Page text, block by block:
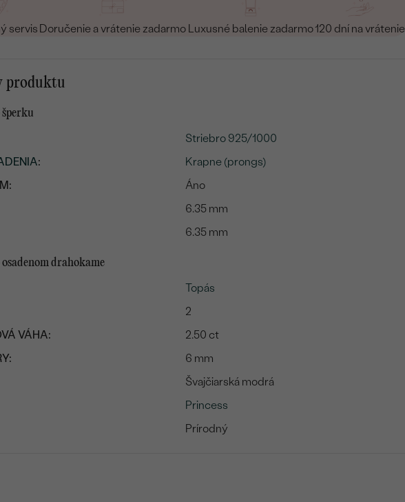
servis Doručenie a vrátenie zadarmo Luxusné balenie zadarmo120 dní na vrátenie
produktu
Striebro 925/1000
:
Krapne (prongs)
Áno
6.35 mm
6.35 mm
drahokame
Topás
2
VÁHA:
2.50 ct
6 mm
Švajčiarská modrá
Princess
Prírodný